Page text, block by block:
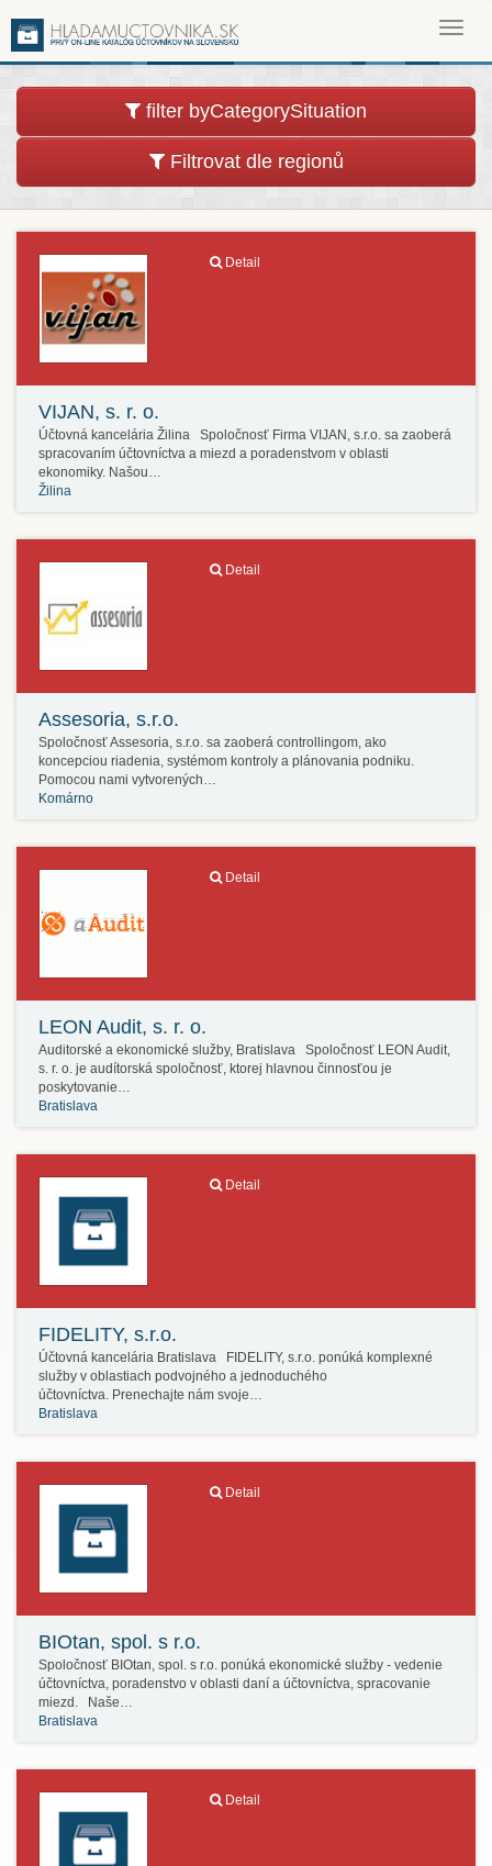
filter byCategorySituation
Filtrovat dle regionů
Detail
VIJAN, s. r. o.
Účtovná kancelária Žilina Spoločnosť Firma VIJAN, s.r.o. sa zaoberá
spracovaním účtovníctva a miezd a poradenstvom v oblasti
ekonomiky. Našou…
Žilina
Detail
Assesoria, s.r.o.
Spoločnosť Assesoria, s.r.o. sa zaoberá controllingom, ako
koncepciou riadenia, systémom kontroly a plánovania podniku.
Pomocou nami vytvorených…
Komárno
Detail
LEON Audit, s. r. o.
Auditorské a ekonomické služby, Bratislava Spoločnosť LEON Audit,
s. r. o. je audítorská spoločnosť, ktorej hlavnou činnosťou je
poskytovanie…
Bratislava
Detail
FIDELITY, s.r.o.
Účtovná kancelária Bratislava FIDELITY, s.r.o. ponúká komplexné
služby v oblastiach podvojného a jednoduchého
účtovníctva. Prenechajte nám svoje…
Bratislava
Detail
BIOtan, spol. s r.o.
Spoločnosť BIOtan, spol. s r.o. ponúká ekonomické služby - vedenie
účtovníctva, poradenstvo v oblasti daní a účtovníctva, spracovanie
miezd. Naše…
Bratislava
Detail